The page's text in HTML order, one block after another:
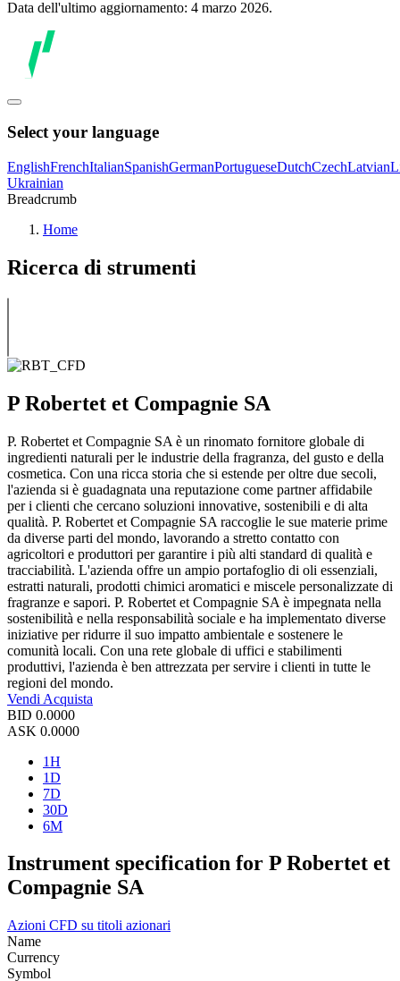
Data dell'ultimo aggiornamento: 4 marzo 2026.
Select your language
EnglishFrenchItalianSpanishGermanPortugueseDutchCzechLatvian
Ukrainian
Breadcrumb
Home
Ricerca di strumenti
P Robertet et Compagnie SA
P. Robertet et Compagnie SA è un rinomato fornitore globale di
ingredienti naturali per le industrie della fragranza, del gusto e della
cosmetica. Con una ricca storia che si estende per oltre due secoli,
l'azienda si è guadagnata una reputazione come partner affidabile
per i clienti che cercano soluzioni innovative, sostenibili e di alta
qualità. P. Robertet et Compagnie SA raccoglie le sue materie prime
da diverse parti del mondo, lavorando a stretto contatto con
agricoltori e produttori per garantire i più alti standard di qualità e
tracciabilità. L'azienda offre un ampio portafoglio di oli essenziali,
estratti naturali, prodotti chimici aromatici e miscele personalizzate di
fragranze e sapori. P. Robertet et Compagnie SA è impegnata nella
sostenibilità e nella responsabilità sociale e ha implementato diverse
iniziative per ridurre il suo impatto ambientale e sostenere le
comunità locali. Con una rete globale di uffici e stabilimenti
produttivi, l'azienda è ben attrezzata per servire i clienti in tutte le
regioni del mondo.
Vendi Acquista
BID 0.0000
ASK 0.0000
1H
1D
7D
30D
6M
Instrument specification for P Robertet et
Compagnie SA
Azioni CFD su titoli azionari
Name
Currency
Symbol